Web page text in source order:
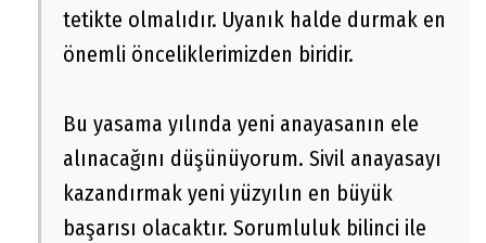
tetikte olmalıdır. Uyanık halde durmak en
önemli önceliklerimizden biridir.
Bu yasama yılında yeni anayasanın ele
alınacağını düşünüyorum. Sivil anayasayı
kazandırmak yeni yüzyılın en büyük
başarısı olacaktır. Sorumluluk bilinci ile